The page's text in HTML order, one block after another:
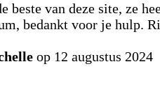
beste van deze site, ze
bedankt voor je hulp.
op 12 augustus 2024